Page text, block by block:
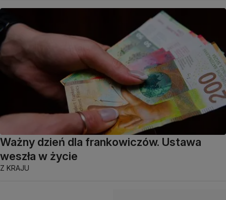
Ważny dzień dla frankowiczów. Ustawa
weszła w życie
Z KRAJU